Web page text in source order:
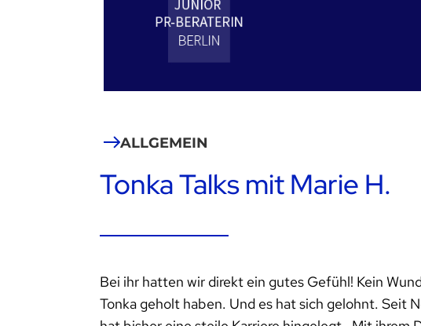
ALLGEMEIN
Tonka Talks mit Marie H.
Bei ihr hatten wir direkt ein gutes Gefühl! Kein
Tonka geholt haben. Und es hat sich gelohnt. Seit